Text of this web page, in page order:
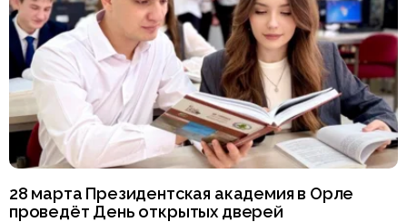
28 марта Президентская академия в Орле
проведёт День открытых дверей